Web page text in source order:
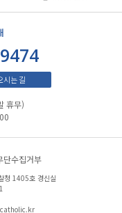
시는 길
휴무)
단수집거부
청 1405호 경신실